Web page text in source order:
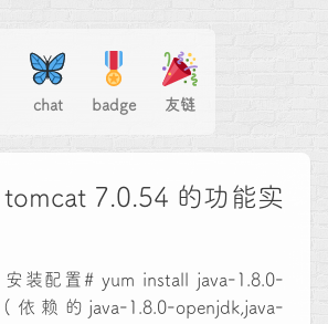
chat badge 友链
7.0.54 的功能实
装配置# yum install java-1.8.0-
(依赖的java-1.8.0-openjdk,java-